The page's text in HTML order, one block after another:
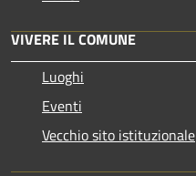
VIVERE IL COMUNE
Luoghi
Eventi
Vecchio sito istituzionale